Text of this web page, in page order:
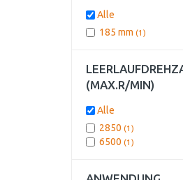
Alle
185 mm (1)
(MAX.R/MIN)
Alle
2850 (1)
6500 (1)